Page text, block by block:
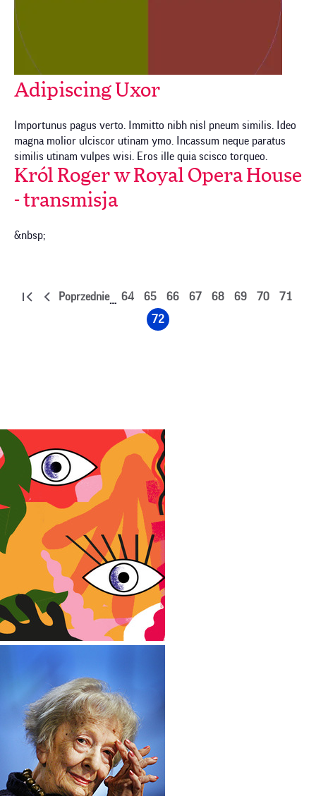
Adipiscing Uxor
Importunus pagus verto. Immitto nibh nisl pneum similis. Ideo
magna molior ulciscor utinam ymo. Incassum neque paratus
similis utinam vulpes wisi. Eros ille quia scisco torqueo.
Król Roger w Royal Opera House
- transmisja
&nbsp;
Stronicowanie
Pierwsza Poprzednia
Poprzednie… Strona
64 Strona
65 Strona
66 Strona
67 Strona
68 Strona
69 Strona
70 Strona
71
Strona
72